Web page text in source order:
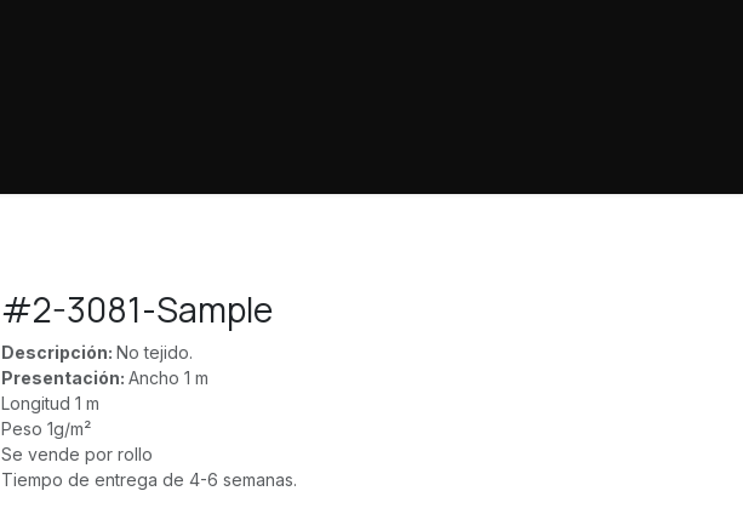
#2-3081-Sample
Descripción: No tejido.
Presentación: Ancho 1 m
Longitud 1 m
Peso 1g/m²
Se vende por rollo
Tiempo de entrega de 4-6 semanas.